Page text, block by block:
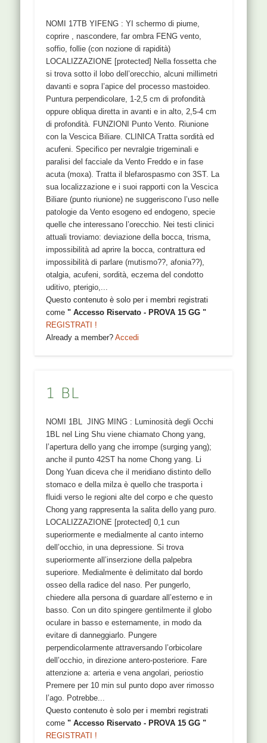
NOMI 17TB YIFENG : YI schermo di piume,
coprire , nascondere, far ombra FENG vento,
soffio, follie (con nozione di rapidità)
LOCALIZZAZIONE [protected] Nella fossetta che
si trova sotto il lobo dell’orecchio, alcuni millimetri
davanti e sopra l’apice del processo mastoideo.
Puntura perpendicolare, 1-2,5 cm di profondità
oppure obliqua diretta in avanti e in alto, 2,5-4 cm
di profondità. FUNZIONI Punto Vento. Riunione
con la Vescica Biliare. CLINICA Tratta sordità ed
acufeni. Specifico per nevralgie trigeminali e
paralisi del facciale da Vento Freddo e in fase
acuta (moxa). Tratta il blefarospasmo con 3ST. La
sua localizzazione e i suoi rapporti con la Vescica
Biliare (punto riunione) ne suggeriscono l’uso nelle
patologie da Vento esogeno ed endogeno, specie
quelle che interessano l’orecchio. Nei testi clinici
attuali troviamo: deviazione della bocca, trisma,
impossibilità ad aprire la bocca, contrattura ed
impossibilità di parlare (mutismo??, afonia??),
otalgia, acufeni, sordità, eczema del condotto
uditivo, pterigio,...
Questo contenuto è solo per i membri registrati
come" Accesso Riservato - PROVA 15 GG "
REGISTRATI !
Already a member?Accedi
1 BL
NOMI 1BL JING MING : Luminosità degli Occhi
1BL nel Ling Shu viene chiamato Chong yang,
l’apertura dello yang che irrompe (surging yang);
anche il punto 42ST ha nome Chong yang. Li
Dong Yuan diceva che il meridiano distinto dello
stomaco e della milza è quello che trasporta i
fluidi verso le regioni alte del corpo e che questo
Chong yang rappresenta la salita dello yang puro.
LOCALIZZAZIONE [protected] 0,1 cun
superiormente e medialmente al canto interno
dell’occhio, in una depressione. Si trova
superiormente all’inserzione della palpebra
superiore. Medialmente è delimitato dal bordo
osseo della radice del naso. Per pungerlo,
chiedere alla persona di guardare all’esterno e in
basso. Con un dito spingere gentilmente il globo
oculare in basso e esternamente, in modo da
evitare di danneggiarlo. Pungere
perpendicolarmente attraversando l’orbicolare
dell’occhio, in direzione antero-posteriore. Fare
attenzione a: arteria e vena angolari, periostio
Premere per 10 min sul punto dopo aver rimosso
l’ago. Potrebbe...
Questo contenuto è solo per i membri registrati
come" Accesso Riservato - PROVA 15 GG "
REGISTRATI !